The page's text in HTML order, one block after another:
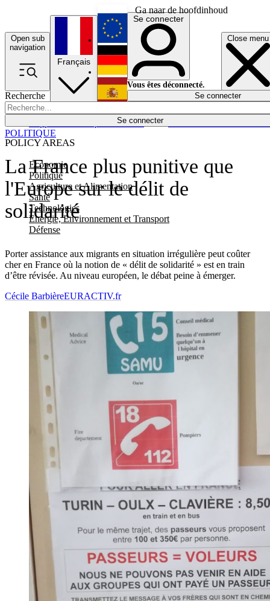
Ga naar de hoofdinhoud
Open sub
navigation
Close menu
Recherche
Se connecter
POLICY AREAS
Economie
Politique
Agriculture et Alimentation
Santé
Technologies
Energie, Environnement et Transport
Défense
Économie
Français
English
Deutsch
Español
Se connecter
Vous êtes déconnecté.
Se connecter
La France plus punitive que
l'Europe sur le délit de
solidarité
Porter assistance aux migrants en situation irrégulière peut coûter
cher en France où la notion de « délit de solidarité » est en train
d’être révisée. Au niveau européen, le débat peine à émerger.
POLITIQUE
Cécile BarbièreEURACTIV.fr